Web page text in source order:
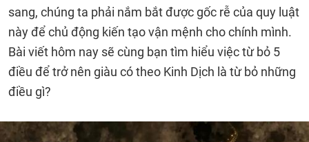
sang, chúng ta phải nắm bắt được gốc rễ của quy luật
này để chủ động kiến tạo vận mệnh cho chính mình.
Bài viết hôm nay sẽ cùng bạn tìm hiểu việc từ bỏ 5
điều để trở nên giàu có theo Kinh Dịch là từ bỏ những
điều gì?